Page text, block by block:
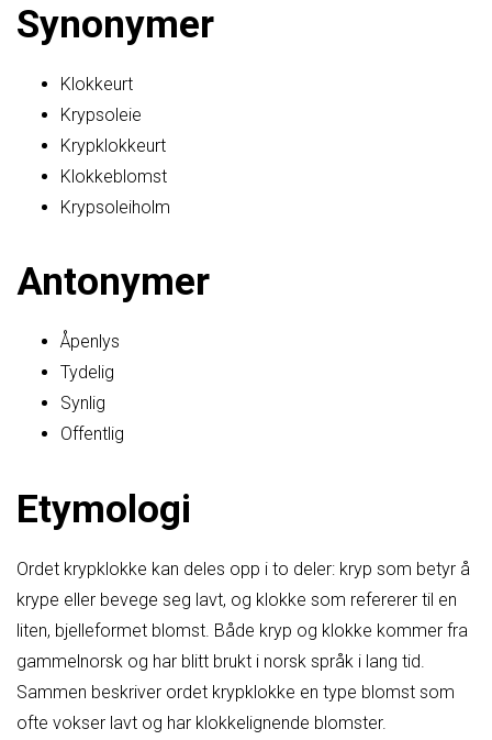
Synonymer
Klokkeurt
Krypsoleie
Krypklokkeurt
Klokkeblomst
Krypsoleiholm
Antonymer
Åpenlys
Tydelig
Synlig
Offentlig
Etymologi
Ordet krypklokke kan deles opp i to deler: kryp som betyr å
krype eller bevege seg lavt, og klokke som refererer til en
liten, bjelleformet blomst. Både kryp og klokke kommer fra
gammelnorsk og har blitt brukt i norsk språk i lang tid.
Sammen beskriver ordet krypklokke en type blomst som
ofte vokser lavt og har klokkelignende blomster.